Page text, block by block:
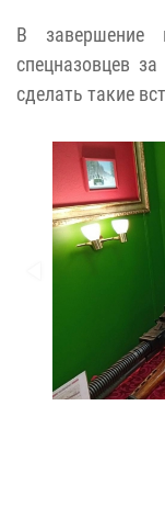
В завершение
спецназовцев
сделать такие